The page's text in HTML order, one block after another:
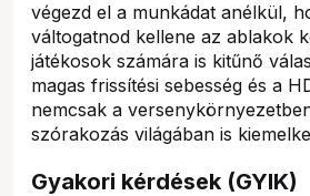
végezd el a munkádat anélkül,
váltogatnod kellene az ablakok
játékosok számára is kitűnő
magas frissítési sebesség és a
nemcsak a
szórakozás világában is
Gyakori kérdések (GYIK)